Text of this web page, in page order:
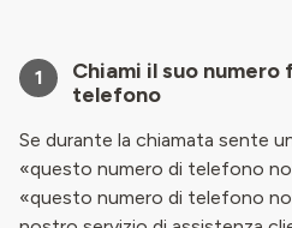
1
Chiami il suo
telefono
Se durante la chiamata sente
«questo numero di telefono
«questo numero di telefono